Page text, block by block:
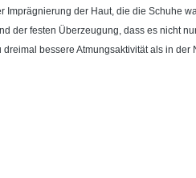
der Haut, die die Schuhe
der festen Überzeugung, dass es nicht
bessere Atmungsaktivität als in der